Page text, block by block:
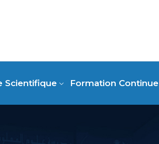
Scientifique Formation Continue